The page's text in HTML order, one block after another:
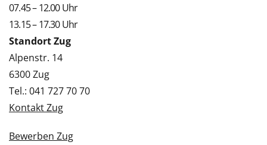
07.45 – 12.00 Uhr
13.15 – 17.30 Uhr
Standort Zug
Alpenstr. 14
6300 Zug
Tel.: 041 727 70 70
Kontakt Zug
Bewerben Zug